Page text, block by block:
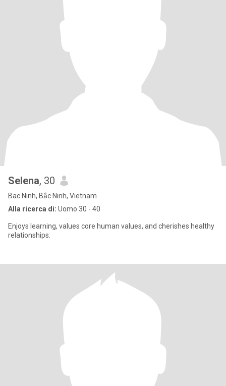
Selena, 30
Bac Ninh, Bắc Ninh, Vietnam
Alla ricerca di: Uomo 30 - 40
Enjoys learning, values ​​core human values, and cherishes healthy
relationships.